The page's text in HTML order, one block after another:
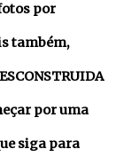
por
também,
por uma
siga para